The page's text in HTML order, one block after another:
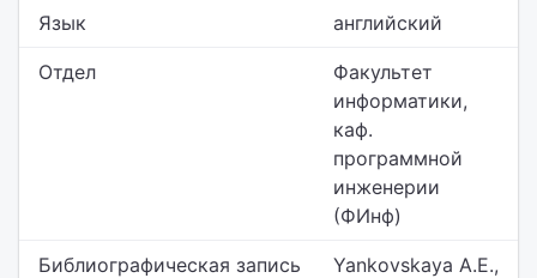
Язык английский
Отдел
Факультет
информатики,
каф.
программной
инженерии
(ФИнф)
Библиографическая запись
Yankovskaya A.E.,